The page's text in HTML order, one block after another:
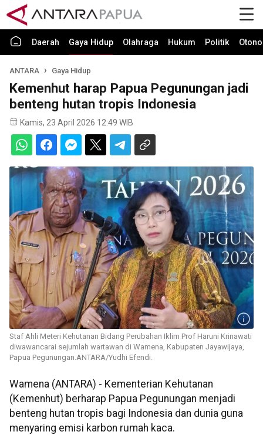
Daerah Gaya Hidup Olahraga Hukum Politik
ANTARA Gaya Hidup
Kemenhut harap Papua Pegunungan jadi
benteng hutan tropis Indonesia
Kamis, 23 April 2026 12:49 WIB
Staf Ahli Meteri Kehutanan Bidang Perubahan Iklim Prof Haruni Krinawati
diwawancarai sejumlah wartawan di Wamena, Kabupaten Jayawijaya,
Papua Pegunungan.ANTARA/Yudhi Efendi.
Wamena (ANTARA) - Kementerian Kehutanan
(Kemenhut) berharap Papua Pegunungan menjadi
benteng hutan tropis bagi Indonesia dan dunia guna
menyaring emisi karbon rumah kaca.